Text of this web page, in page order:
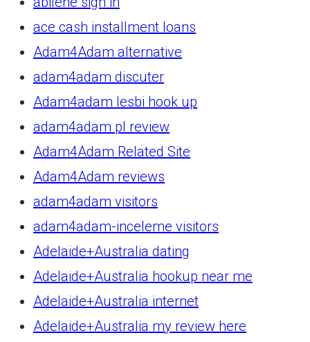
ace cash installment loans
Adam4Adam alternative
adam4adam discuter
Adam4adam lesbi hook up
adam4adam pl review
Adam4Adam Related Site
Adam4Adam reviews
adam4adam visitors
adam4adam-inceleme visitors
Adelaide+Australia dating
Adelaide+Australia hookup near me
Adelaide+Australia internet
Adelaide+Australia my review here